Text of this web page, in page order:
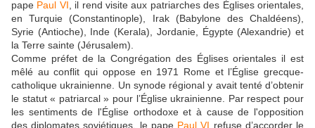
pape Paul VI , il rend visite aux patriarches des Églises orientales,
en Turquie (Constantinople), Irak (Babylone des Chaldéens),
Syrie (Antioche), Inde (Kerala), Jordanie, Égypte (Alexandrie) et
la Terre sainte (Jérusalem).
Comme préfet de la Congrégation des Églises orientales il est
mêlé au conflit qui oppose en 1971 Rome et l’Église grecque-
catholique ukrainienne. Un synode régional y avait tenté d’obtenir
le statut « patriarcal » pour l’Église ukrainienne. Par respect pour
les sentiments de l'Église orthodoxe et à cause de l'opposition
des diplomates soviétiques, le pape Paul VI refuse d’accorder le